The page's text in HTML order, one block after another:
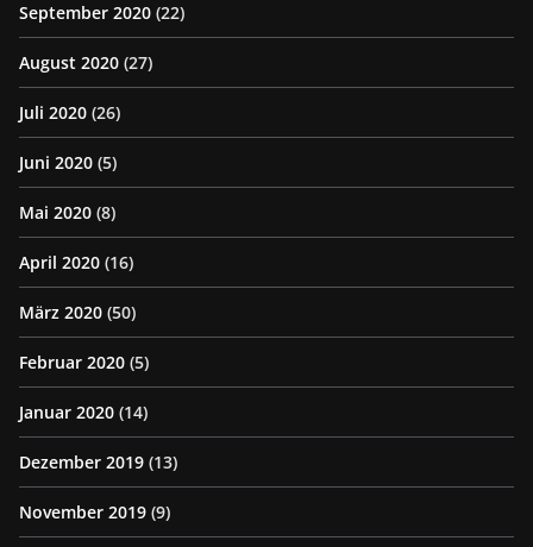
September 2020 (22)
August 2020 (27)
Juli 2020 (26)
Juni 2020 (5)
Mai 2020 (8)
April 2020 (16)
März 2020 (50)
Februar 2020 (5)
Januar 2020 (14)
Dezember 2019 (13)
November 2019 (9)